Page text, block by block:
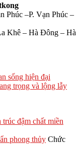
Phúc –P. Vạn Phúc –
Khê – Hà Đông – Hà
sống hiện đại
trọng và lộng lẫy
đậm chất miền
phong thủy Chức